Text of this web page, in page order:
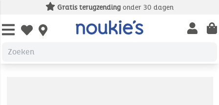
Gratis terugzending onder 30 dagen
Open wishlist Open